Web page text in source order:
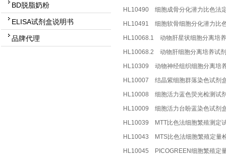
BD脱脂奶粉
ELISA试剂盒说明书
品牌代理
HL10490 细胞成骨分化潜力比色法
HL10491 细胞软骨细胞分化潜力比
HL10068.1 动物肝星状细胞分离培
HL10068.2 动物肝细胞分离培养试
HL10309 动物神经组织细胞分离培
HL10007 结晶紫细胞群落染色试剂
HL10008 细胞活力蓝色荧光检测试
HL10009 细胞活力台盼蓝染色试剂
HL10039 MTT比色法细胞繁殖测定
HL10043 MTS比色法细胞繁殖定量
HL10045 PICOGREEN细胞繁殖定